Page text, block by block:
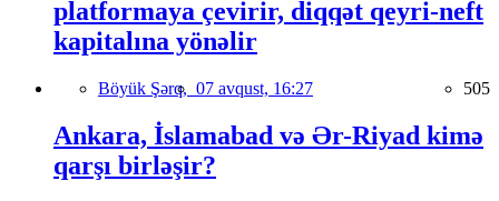
platformaya çevirir, diqqət qeyri-neft
kapitalına yönəlir
Böyük Şərq, 07 avqust, 16:27 505
Ankara, İslamabad və Ər-Riyad kimə
qarşı birləşir?